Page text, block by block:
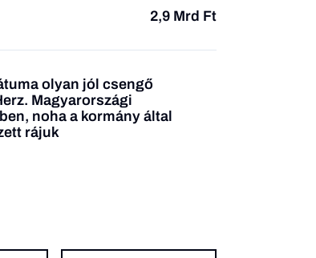
2,9 Mrd Ft
olyan jól csengő
Magyarországi
noha a kormány által
rájuk